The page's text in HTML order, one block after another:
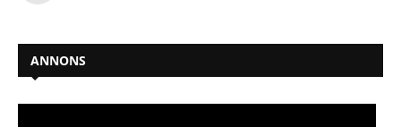
ANNONS